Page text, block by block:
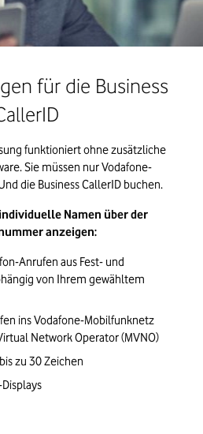
für die Business
funktioniert ohne zusätzliche
Sie müssen nur Vodafone-
die Business CallerID buchen.
Namen über der
anzeigen:
Anrufen aus Fest- und
von Ihrem gewähltem
ins Vodafone-Mobilfunknetz
Network Operator (MVNO)
zu 30 Zeichen